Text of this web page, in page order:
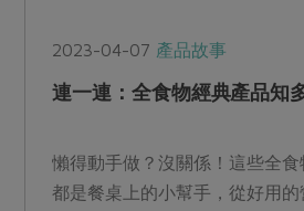
2023-04-07 產品故事
連一連：全食物經典產品知
懶得動手做？沒關係！這些全
都是餐桌上的小幫手，從好用